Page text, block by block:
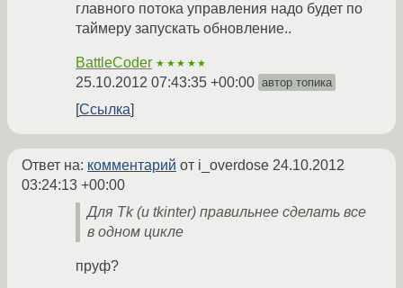
главного потока управления надо будет по
таймеру запускать обновление..
BattleCoder ★★★★★
25.10.2012 07:43:35 +00:00 автор топика
Ссылка
Ответ на: комментарий от i_overdose 24.10.2012
03:24:13 +00:00
Для Tk (и tkinter) правильнее сделать все
в одном цикле
пруф?